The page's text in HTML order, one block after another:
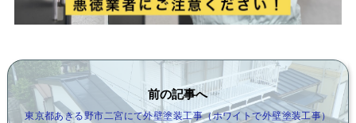
前の記事へ
東京都あきる野市二宮にて外壁塗装工事（ホワイトで外壁塗装工事）